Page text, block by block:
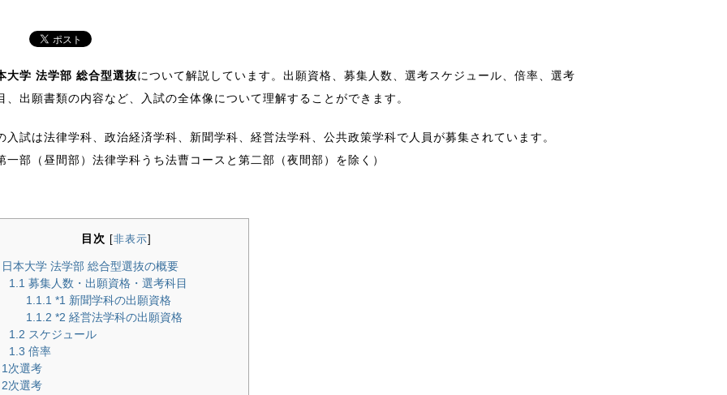
大学 法学部 総合型選抜について解説しています。出願資格、募集人数、選考スケジュール、倍率、選考
、出願書類の内容など、入試の全体像について理解することができます。
入試は法律学科、政治経済学科、新聞学科、経営法学科、公共政策学科で人員が募集されています。
一部（昼間部）法律学科うち法曹コースと第二部（夜間部）を除く）
目次 [非表示]
日本大学 法学部 総合型選抜の概要
1.1 募集人数・出願資格・選考科目
1.1.1 *1 新聞学科の出願資格
1.1.2 *2 経営法学科の出願資格
1.2 スケジュール
1.3 倍率
1次選考
2次選考